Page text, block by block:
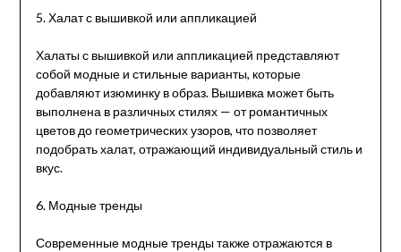
5. Халат с вышивкой или аппликацией
Халаты с вышивкой или аппликацией представляют
собой модные и стильные варианты, которые
добавляют изюминку в образ. Вышивка может быть
выполнена в различных стилях — от романтичных
цветов до геометрических узоров, что позволяет
подобрать халат, отражающий индивидуальный стиль и
вкус.
6. Модные тренды
Современные модные тренды также отражаются в